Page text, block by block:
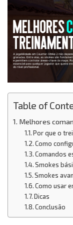
Table of
Melhores
Por que o
Como
Comandos
Smokes
Smokes
Como usar
Dicas
Conclusão